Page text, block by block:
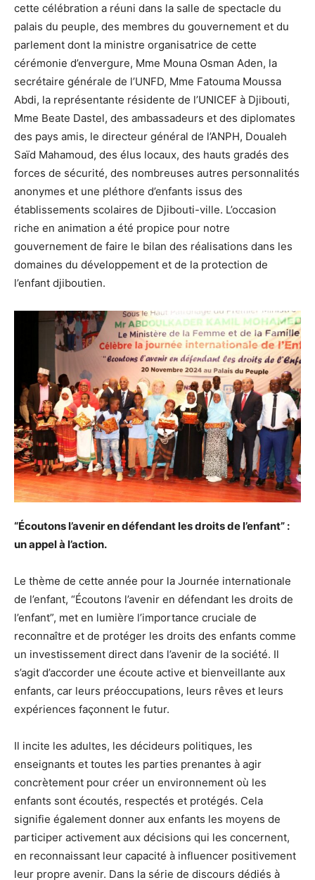
cette célébration a réuni dans la salle de spectacle du
palais du peuple, des membres du gouvernement et du
parlement dont la ministre organisatrice de cette
cérémonie d’envergure, Mme Mouna Osman Aden, la
secrétaire générale de l’UNFD, Mme Fatouma Moussa
Abdi, la représentante résidente de l’UNICEF à Djibouti,
Mme Beate Dastel, des ambassadeurs et des diplomates
des pays amis, le directeur général de l’ANPH, Doualeh
Saïd Mahamoud, des élus locaux, des hauts gradés des
forces de sécurité, des nombreuses autres personnalités
anonymes et une pléthore d’enfants issus des
établissements scolaires de Djibouti-ville. L’occasion
riche en animation a été propice pour notre
gouvernement de faire le bilan des réalisations dans les
domaines du développement et de la protection de
l’enfant djiboutien.
“Écoutons l’avenir en défendant les droits de l’enfant” :
un appel à l’action.
Le thème de cette année pour la Journée internationale
de l’enfant, “Écoutons l’avenir en défendant les droits de
l’enfant”, met en lumière l’importance cruciale de
reconnaître et de protéger les droits des enfants comme
un investissement direct dans l’avenir de la société. Il
s’agit d’accorder une écoute active et bienveillante aux
enfants, car leurs préoccupations, leurs rêves et leurs
expériences façonnent le futur.
Il incite les adultes, les décideurs politiques, les
enseignants et toutes les parties prenantes à agir
concrètement pour créer un environnement où les
enfants sont écoutés, respectés et protégés. Cela
signifie également donner aux enfants les moyens de
participer activement aux décisions qui les concernent,
en reconnaissant leur capacité à influencer positivement
leur propre avenir. Dans la série de discours dédiés à